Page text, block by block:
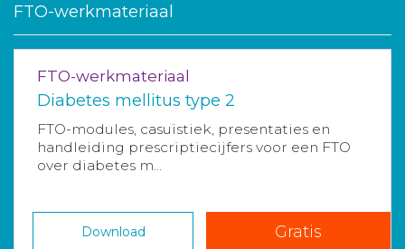
FTO-werkmateriaal
FTO-werkmateriaal
Diabetes mellitus type 2
FTO-modules, casuïstiek, presentaties en
handleiding prescriptiecijfers voor een FTO
over diabetes m...
Download Gratis